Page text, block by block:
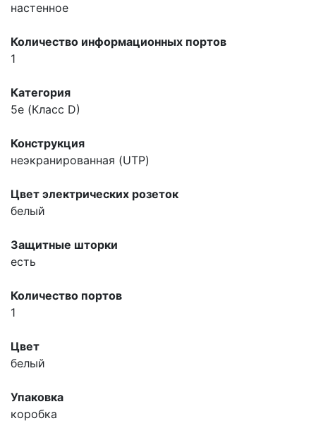
настенное
Количество информационных портов
1
Категория
5e (Класс D)
Конструкция
неэкранированная (UTP)
Цвет электрических розеток
белый
Защитные шторки
есть
Количество портов
1
Цвет
белый
Упаковка
коробка